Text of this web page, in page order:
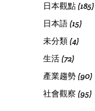
日本觀點 (185)
日本語 (15)
未分類 (4)
生活 (72)
產業趨勢 (90)
社會觀察 (95)